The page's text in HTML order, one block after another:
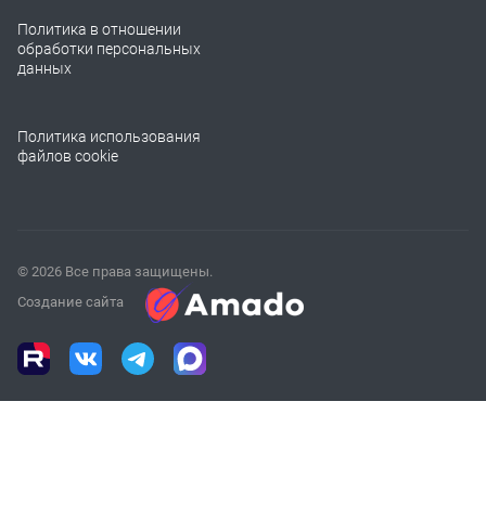
Политика в отношении
обработки персональных
данных
Политика использования
файлов cookie
© 2026 Все права защищены.
Создание сайта